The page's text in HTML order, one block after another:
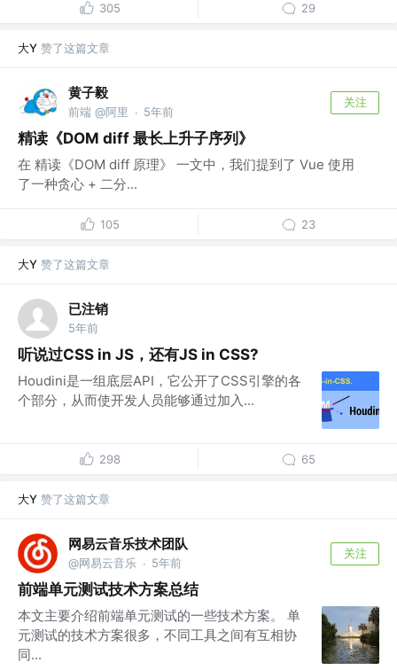
305 29
大Y 赞了这篇文章
黄子毅
前端 @阿里 · 5年前
关注
精读《DOM diff 最长上升子序列》
在 精读《DOM diff 原理》 一文中，我们提到了 Vue 使用
了一种贪心 + 二分...
105 23
大Y 赞了这篇文章
已注销
5年前
听说过CSS in JS，还有JS in CSS?
Houdini是一组底层API，它公开了CSS引擎的各
个部分，从而使开发人员能够通过加入...
298 65
大Y 赞了这篇文章
网易云音乐技术团队
@网易云音乐 · 5年前
关注
前端单元测试技术方案总结
本文主要介绍前端单元测试的一些技术方案。 单
元测试的技术方案很多，不同工具之间有互相协
同...